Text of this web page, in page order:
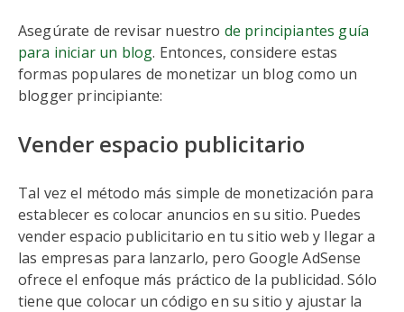
Asegúrate de revisar nuestro de principiantes guía
para iniciar un blog. Entonces, considere estas
formas populares de monetizar un blog como un
blogger principiante:
Vender espacio publicitario
Tal vez el método más simple de monetización para
establecer es colocar anuncios en su sitio. Puedes
vender espacio publicitario en tu sitio web y llegar a
las empresas para lanzarlo, pero Google AdSense
ofrece el enfoque más práctico de la publicidad. Sólo
tiene que colocar un código en su sitio y ajustar la